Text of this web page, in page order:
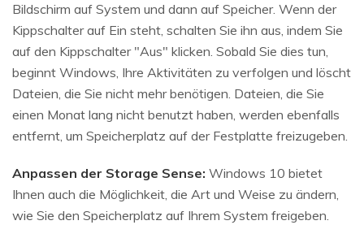
Bildschirm auf System und dann auf Speicher. Wenn der
Kippschalter auf Ein steht, schalten Sie ihn aus, indem Sie
auf den Kippschalter "Aus" klicken. Sobald Sie dies tun,
beginnt Windows, Ihre Aktivitäten zu verfolgen und löscht
Dateien, die Sie nicht mehr benötigen. Dateien, die Sie
einen Monat lang nicht benutzt haben, werden ebenfalls
entfernt, um Speicherplatz auf der Festplatte freizugeben.
Anpassen der Storage Sense: Windows 10 bietet
Ihnen auch die Möglichkeit, die Art und Weise zu ändern,
wie Sie den Speicherplatz auf Ihrem System freigeben.